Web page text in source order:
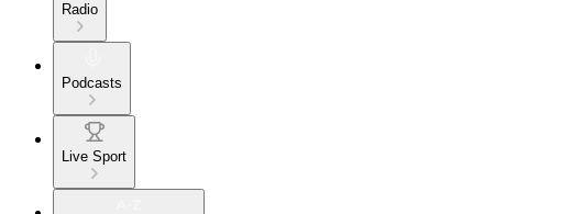
Radio
Podcasts
Live Sport